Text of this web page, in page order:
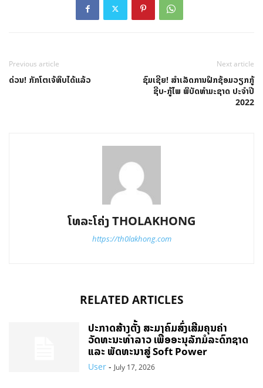
Previous article
ດ່ວນ! ກັກໂຕເຈ້ທິບໄດ້ແລ້ວ
Next article
ຊົມເຊີຍ! ສຳເລັດການຝຶກຊ້ອມວຽກກູ້
ຊີບ-ກູ້ໄພ ພິບັດທຳມະຊາດ ປະຈຳປີ
2022
ໂທລະໂຄ່ງ THOLAKHONG
https://th0lakhong.com
RELATED ARTICLES
ປະກາດສ້າງຕັ້ງ ສະມາຄົມສົ່ງເສີມຄຸນຄ່າ
ວັດທະນະທຳລາວ ເພື່ອອະນຸລັກມໍລະດົກຊາດ
ແລະ ພັດທະນາສູ່ Soft Power
User - July 17, 2026